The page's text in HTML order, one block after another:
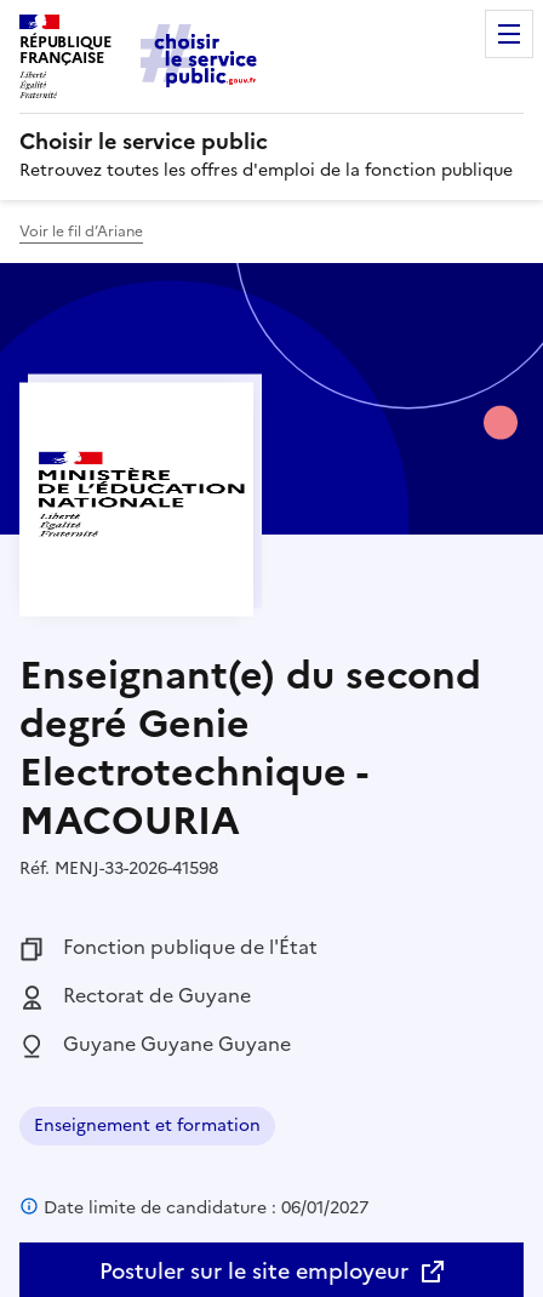
RÉPUBLIQUE
FRANÇAISE
Choisir le service public
Retrouvez toutes les offres d'emploi de la fonction publique
Voir le fil d’Ariane
Enseignant(e) du second
degré Genie
Electrotechnique -
MACOURIA
Réf. Référence :
MENJ-33-2026-41598
Fonction publique :
Fonction publique de l'État
Employeur :
Rectorat de Guyane
Localisation :
Guyane Guyane Guyane
Domaine :
Enseignement et formation
Postuler sur le site employeur
Date limite de candidature : 06/01/2027